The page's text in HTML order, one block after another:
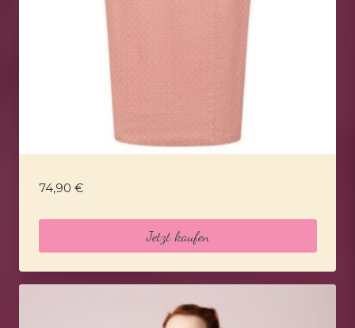
74,90 €
Jetzt kaufen